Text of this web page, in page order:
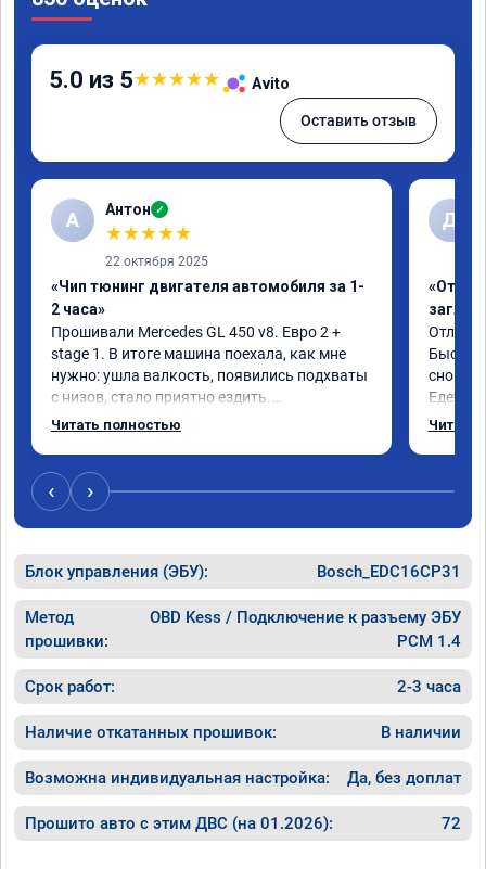
5.0 из 5★★★★★ Avito
Оставить отзыв
А Антон ✓
★★★★★
22 октября 2025
«Чип тюнинг двигателя автомобиля за 1-
2 часа»
Прошивали Mercedes GL 450 v8. Евро 2 +
stage 1. В итоге машина поехала, как мне
нужно: ушла валкость, появились подхваты
с низов, стало приятно ездить.
Одни из лучших трат, в авто! 🔥
Читать полностью
Д
Быстро
снова
Едет
Читать
‹ ›
Блок управления (ЭБУ): Bosch_EDC16CP31
Метод
прошивки:
OBD Kess / Подключение к разъему ЭБУ
PCM 1.4
Срок работ: 2-3 часа
Наличие откатанных прошивок: В наличии
Возможна индивидуальная настройка: Да, без доплат
Прошито авто с этим ДВС (на 01.2026): 72